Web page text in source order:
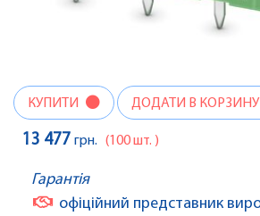
КУПИТИ ДОДАТИ В КОРЗИНУ
13 477 грн. (100 шт. )
Гарантія
офіційний представник